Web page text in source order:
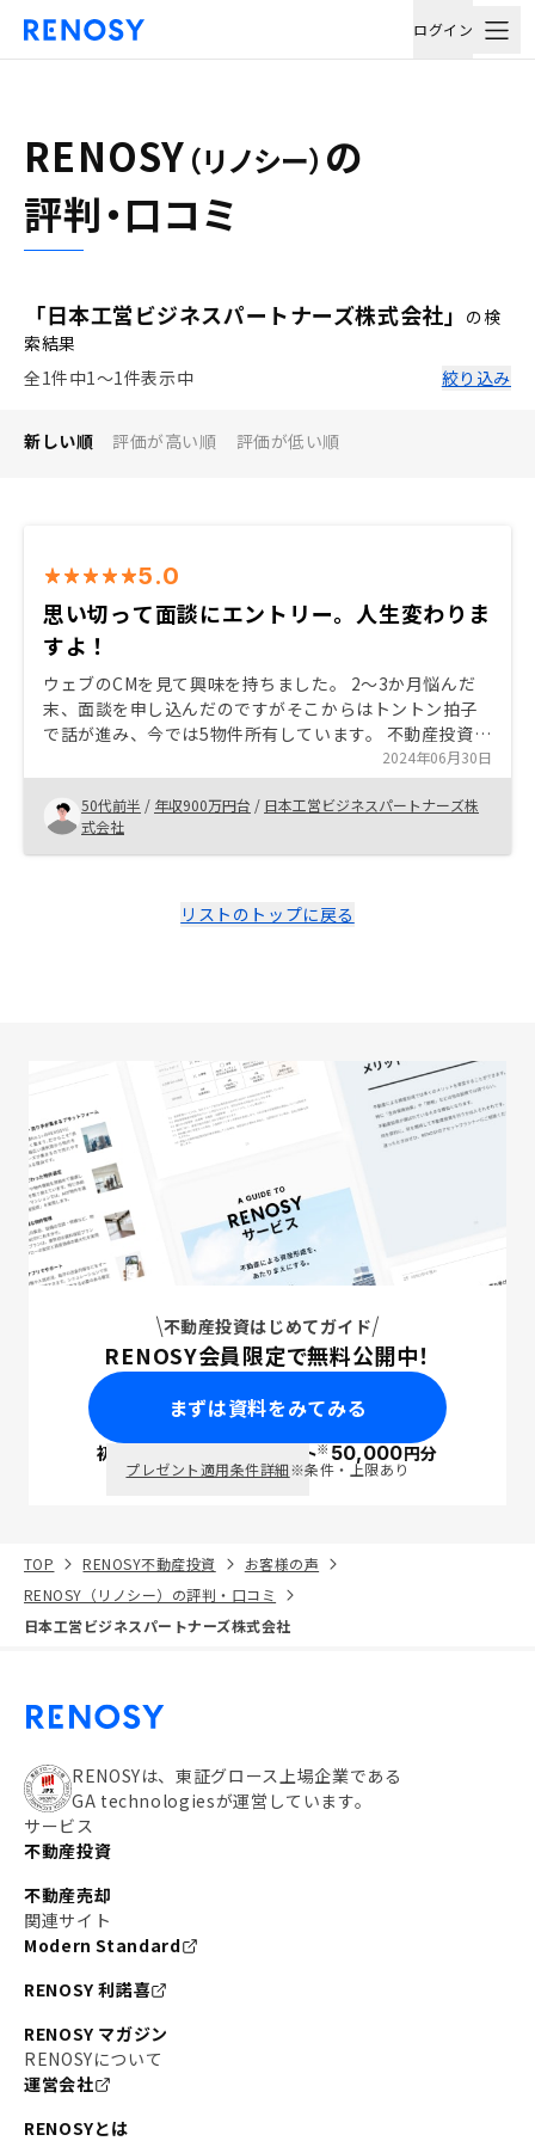
ログイン
RENOSY （リノシー） の
評判・口コミ
「日本工営ビジネスパートナーズ株式会社」 の検
索結果
全1件中1〜1件表示中
絞り込み
新しい順 評価が高い順 評価が低い順
5.0
思い切って面談にエントリー。人生変わりま
すよ！
ウェブのCMを見て興味を持ちました。 2〜3か月悩んだ
末、面談を申し込んだのですがそこからはトントン拍子
で話が進み、今では5物件所有しています。 不動産投資を
始めた事で、老後資金の不安が無くなり精神的に楽にな
りました。 ご購入を検討している方、不安はあると思い
ますが、先ずは面談を申し込んでみて下さい。 人生変わ
りますよ。
2024年06月30日
50代前半 / 年収900万円台 / 日本工営ビジネスパートナーズ株
式会社
リストのトップに戻る
不動産投資はじめてガイド
RENOSY会員限定で無料公開中！
まずは資料をみてみる
初回面談で ポイント※50,000円分
プレゼント適用条件詳細※条件・上限あり
TOP RENOSY不動産投資
お客様の声
RENOSY（リノシー）の評判・口コミ
日本工営ビジネスパートナーズ株式会社
RENOSYは、東証グロース上場企業である
GA technologiesが運営しています。
サービス
不動産投資
不動産売却
関連サイト
Modern Standard
RENOSY 利諾喜
RENOSY マガジン
RENOSYについて
運営会社
RENOSYとは